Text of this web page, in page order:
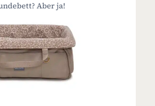
Aber ja!